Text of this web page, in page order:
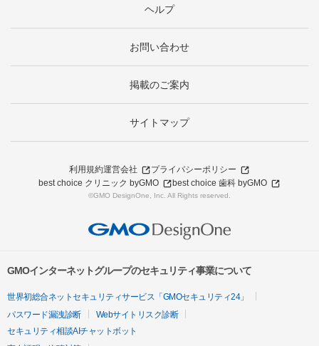
ヘルプ
お問い合わせ
掲載のご案内
サイトマップ
利用規約運営会社
プライバシーポリシー
best choice クリニック byGMO
best choice 歯科 byGMO
©GMO DesignOne, Inc. All Rights reserved.
GMOインターネットグループのセキュリティ事業について
世界初総合ネットセキュリティサービス「GMOセキュリティ24」
パスワード漏洩診断
Webサイトリスク診断
セキュリティ相談AIチャットボット